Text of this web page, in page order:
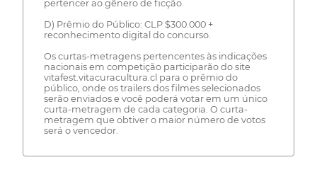
pertencer ao gênero de ficção.
D) Prêmio do Público: CLP $300.000 +
reconhecimento digital do concurso.
Os curtas-metragens pertencentes às indicações
nacionais em competição participarão do site
vitafest.vitacuracultura.cl para o prêmio do
público, onde os trailers dos filmes selecionados
serão enviados e você poderá votar em um único
curta-metragem de cada categoria. O curta-
metragem que obtiver o maior número de votos
será o vencedor.